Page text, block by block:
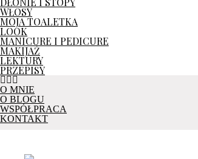
WŁOSY
MOJA TOALETKA
LOOK
MANICURE I PEDICURE
MAKIJAŻ
LEKTURY
PRZEPISY
O MNIE
O BLOGU
WSPÓŁPRACA
KONTAKT